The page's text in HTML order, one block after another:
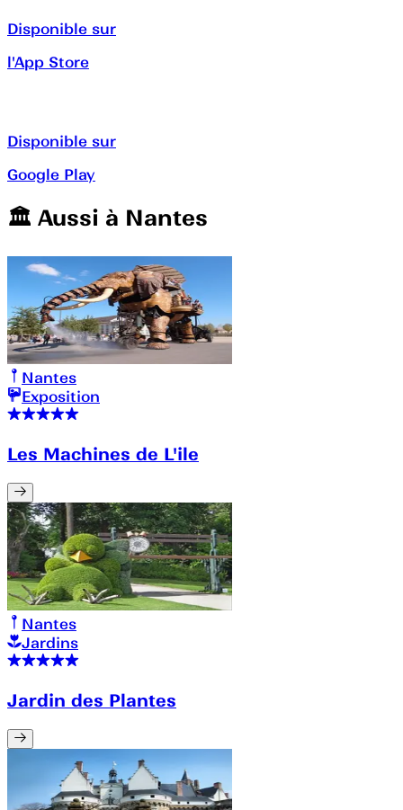
Disponible sur
l'App Store
Disponible sur
Google Play
🏛️️ Aussi à Nantes
Nantes
Exposition
Les Machines de L'ile
Nantes
Jardins
Jardin des Plantes